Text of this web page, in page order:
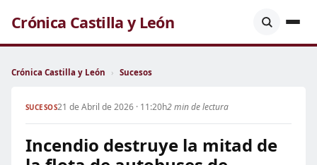
Crónica Castilla y León
Crónica Castilla y León › Sucesos
SUCESOS21 de Abril de 2026 · 11:20h2 min de lectura
Incendio destruye la mitad de